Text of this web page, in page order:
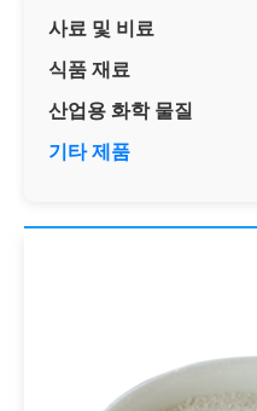
사료 및 비료
식품 재료
산업용 화학 물질
기타 제품